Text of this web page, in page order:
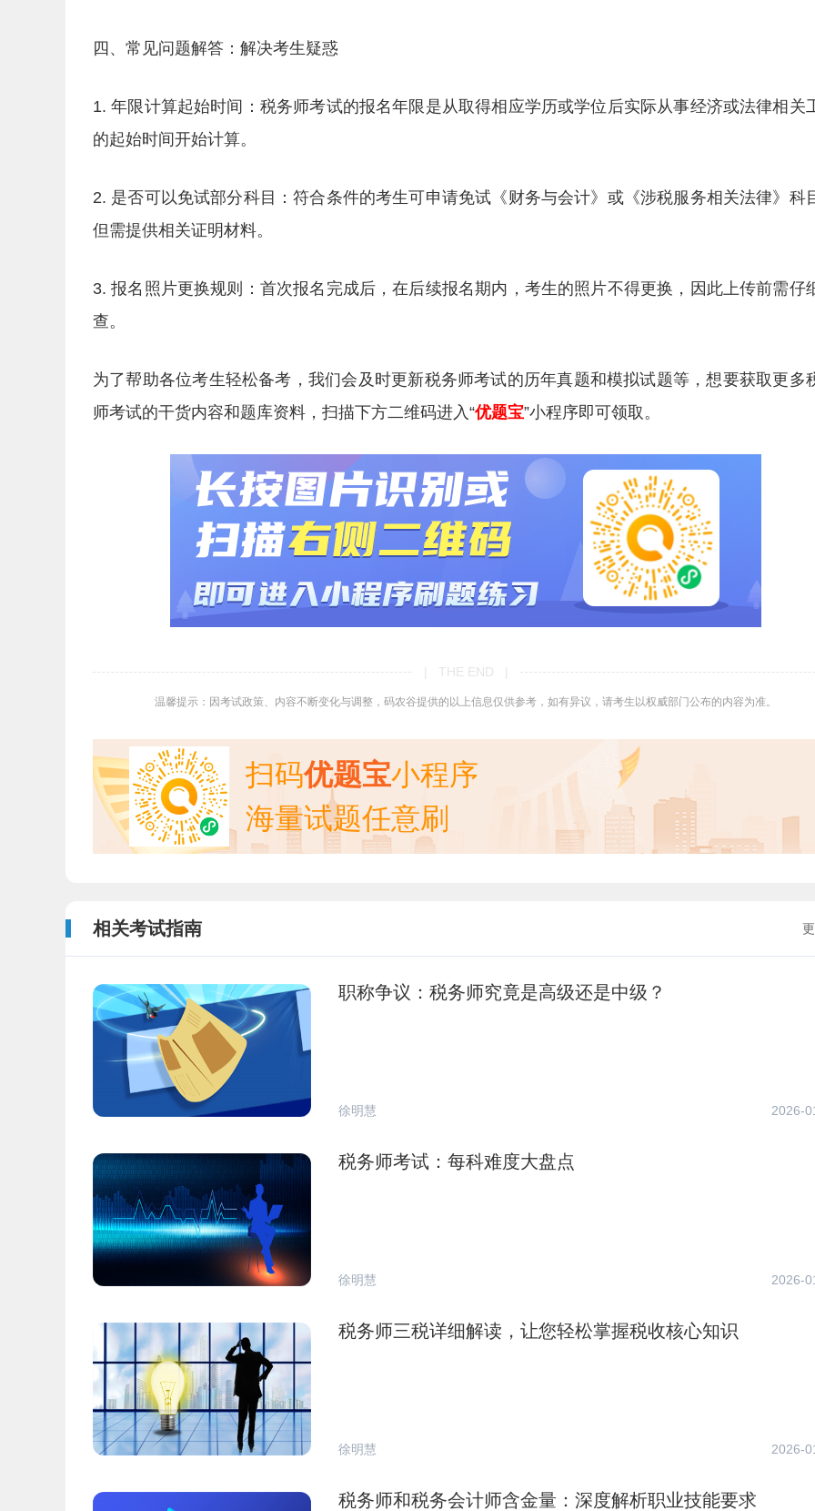
四、常见问题解答：解决考生疑惑
1. 年限计算起始时间：税务师考试的报名年限是从取得相应学历或学位后实际从事经济或法律相关
的起始时间开始计算。
2. 是否可以免试部分科目：符合条件的考生可申请免试《财务与会计》或《涉税服务相关法律》科
但需提供相关证明材料。
3. 报名照片更换规则：首次报名完成后，在后续报名期内，考生的照片不得更换，因此上传前需仔
查。
为了帮助各位考生轻松备考，我们会及时更新税务师考试的历年真题和模拟试题等，想要获取更多
师考试的干货内容和题库资料，扫描下方二维码进入“优题宝”小程序即可领取。
| THE END |
温馨提示：因考试政策、内容不断变化与调整，码农谷提供的以上信息仅供参考，如有异议，请考生以权威部门公布的内容为准。
扫码优题宝小程序
海量试题任意刷
相关考试指南
职称争议：税务师究竟是高级还是中级？
徐明慧 2026-
税务师考试：每科难度大盘点
徐明慧 2026-
税务师三税详细解读，让您轻松掌握税收核心知识
徐明慧 2026-
税务师和税务会计师含金量：深度解析职业技能要求